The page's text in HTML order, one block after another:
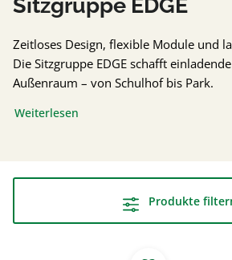
Sitzgruppe EDGE
Zeitloses Design, flexible Module und
Die Sitzgruppe EDGE schafft
Außenraum – von Schulhof bis Park.
Weiterlesen
Produkte